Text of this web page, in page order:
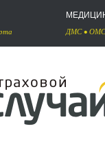
ДМС• ОМС